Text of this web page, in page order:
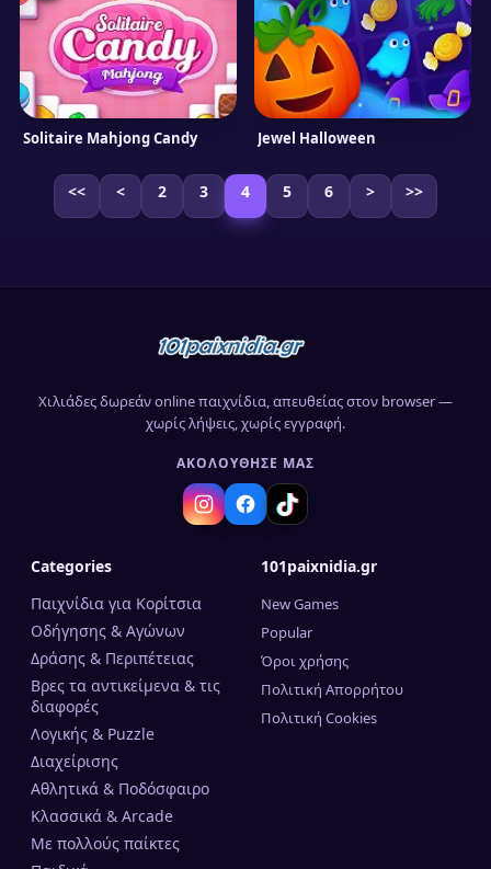
Solitaire Mahjong Candy Jewel Halloween
<< < 2 3 4 5 6 > >>
Χιλιάδες δωρεάν online παιχνίδια, απευθείας στον browser —
χωρίς λήψεις, χωρίς εγγραφή.
ΑΚΟΛΟΎΘΗΣΈ ΜΑΣ
Categories
Παιχνίδια για Κορίτσια
Οδήγησης & Αγώνων
Δράσης & Περιπέτειας
Βρες τα αντικείμενα & τις
διαφορές
Λογικής & Puzzle
Διαχείρισης
Αθλητικά & Ποδόσφαιρο
Κλασσικά & Arcade
Mε πολλούς παίκτες
101paixnidia.gr
New Games
Popular
Όροι χρήσης
Πολιτική Απορρήτου
Πολιτική Cookies